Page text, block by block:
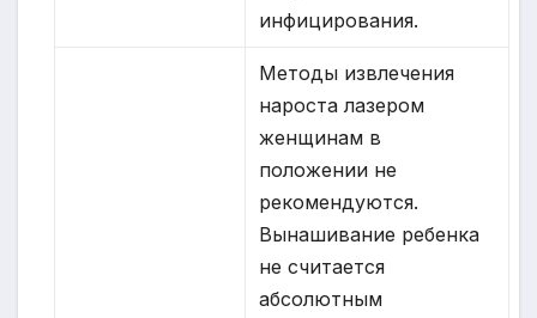
инфицирования.
Методы извлечения
нароста лазером
женщинам в
положении не
рекомендуются.
Вынашивание ребенка
не считается
абсолютным